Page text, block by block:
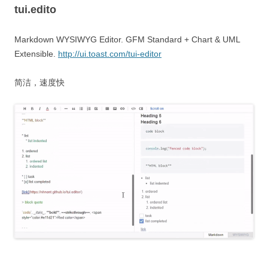
tui.edito
Markdown WYSIWYG Editor. GFM Standard + Chart & UML
Extensible. http://ui.toast.com/tui-editor
简洁，速度快